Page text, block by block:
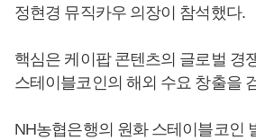
정현경 뮤직카우 의장이 참석했다.
핵심은 케이팝 콘텐츠의 글로벌 경
스테이블코인의 해외 수요 창출을
NH농협은행의 원화 스테이블코인